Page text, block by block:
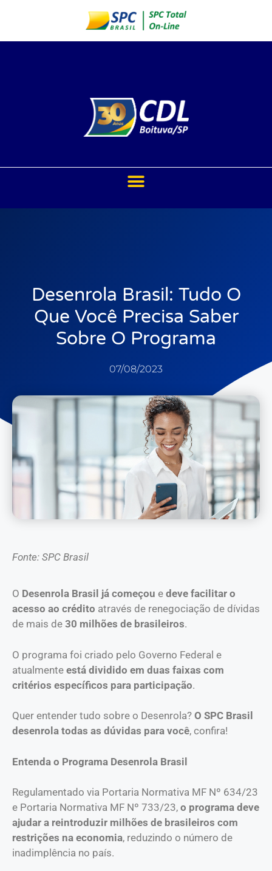
Desenrola Brasil: Tudo O
Que Você Precisa Saber
Sobre O Programa
07/08/2023
Fonte: SPC Brasil
O Desenrola Brasil já começou e deve facilitar o
acesso ao crédito através de renegociação de dívidas
de mais de 30 milhões de brasileiros.
O programa foi criado pelo Governo Federal e
atualmente está dividido em duas faixas com
critérios específicos para participação.
Quer entender tudo sobre o Desenrola? O SPC Brasil
desenrola todas as dúvidas para você, confira!
Entenda o Programa Desenrola Brasil
Regulamentado via Portaria Normativa MF Nº 634/23
e Portaria Normativa MF Nº 733/23, o programa deve
ajudar a reintroduzir milhões de brasileiros com
restrições na economia, reduzindo o número de
inadimplência no país.